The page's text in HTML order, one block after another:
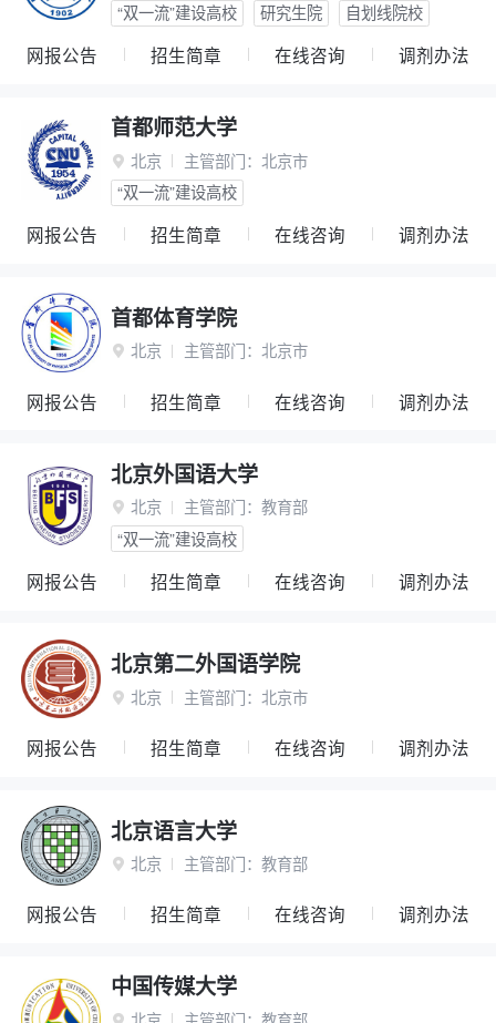
“双一流”建设高校
研究生院 自划线院校
网报公告 招生简章 在线咨询 调剂办法
首都师范大学
 北京 主管部门： 北京市
“双一流”建设高校
网报公告 招生简章 在线咨询 调剂办法
首都体育学院
 北京 主管部门： 北京市
网报公告 招生简章 在线咨询 调剂办法
北京外国语大学
 北京 主管部门： 教育部
“双一流”建设高校
网报公告 招生简章 在线咨询 调剂办法
北京第二外国语学院
 北京 主管部门： 北京市
网报公告 招生简章 在线咨询 调剂办法
北京语言大学
 北京 主管部门： 教育部
网报公告 招生简章 在线咨询 调剂办法
中国传媒大学